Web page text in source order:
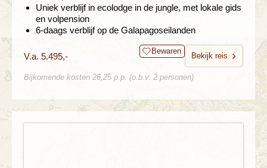
Uniek verblijf in ecolodge in de jungle, met lokale gids
en volpension
6-daags verblijf op de Galapagoseilanden
V.a. 5.495,- Bewaren
Bekijk reis
Bijkomende kosten 26,25 p.p. (o.b.v. 2 personen)